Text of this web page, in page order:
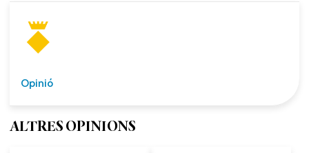
Opinió
ALTRES OPINIONS